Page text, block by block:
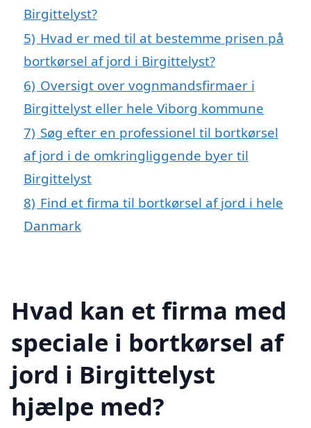
Birgittelyst?
5) Hvad er med til at bestemme prisen på
bortkørsel af jord i Birgittelyst?
6) Oversigt over vognmandsfirmaer i
Birgittelyst eller hele Viborg kommune
7) Søg efter en professionel til bortkørsel
af jord i de omkringliggende byer til
Birgittelyst
8) Find et firma til bortkørsel af jord i hele
Danmark
Hvad kan et firma med
speciale i bortkørsel af
jord i Birgittelyst
hjælpe med?